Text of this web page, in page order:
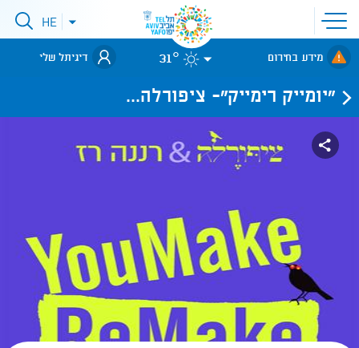
פתיחת
תפריט
אתר
לאתר עיריית
תל-אביב
פתיחתHE
מידע בחירום 31° דיגיתל שלי
"יומייק רימייק"- ציפורלה...